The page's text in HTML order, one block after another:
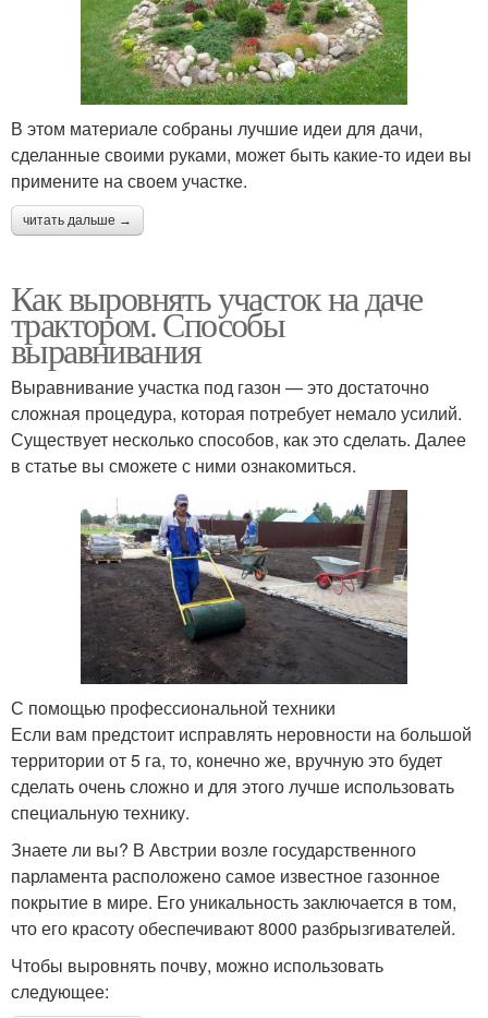
В этом материале собраны лучшие идеи для дачи,
сделанные своими руками, может быть какие-то идеи вы
примените на своем участке.
читать дальше →
Как выровнять участок на даче
трактором. Способы
выравнивания
Выравнивание участка под газон — это достаточно
сложная процедура, которая потребует немало усилий.
Существует несколько способов, как это сделать. Далее
в статье вы сможете с ними ознакомиться.
С помощью профессиональной техники
Если вам предстоит исправлять неровности на большой
территории от 5 га, то, конечно же, вручную это будет
сделать очень сложно и для этого лучше использовать
специальную технику.
Знаете ли вы? В Австрии возле государственного
парламента расположено самое известное газонное
покрытие в мире. Его уникальность заключается в том,
что его красоту обеспечивают 8000 разбрызгивателей.
Чтобы выровнять почву, можно использовать
следующее: